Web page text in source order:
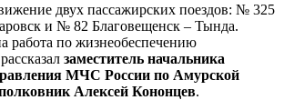
двух пассажирских поездов: № 325
и № 82 Благовещенск – Тында.
работа по жизнеобеспечению
заместитель начальника
МЧС России по Амурской
Алексей Кононцев.